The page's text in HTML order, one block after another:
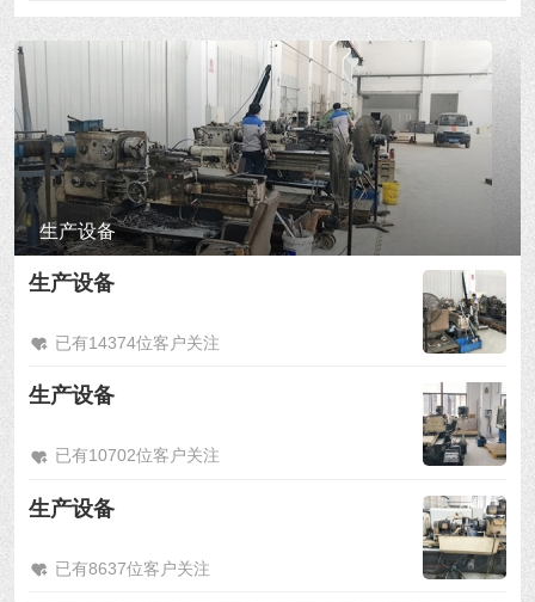
生产设备
生产设备
已有14374位客户关注
生产设备
已有10702位客户关注
生产设备
已有8637位客户关注